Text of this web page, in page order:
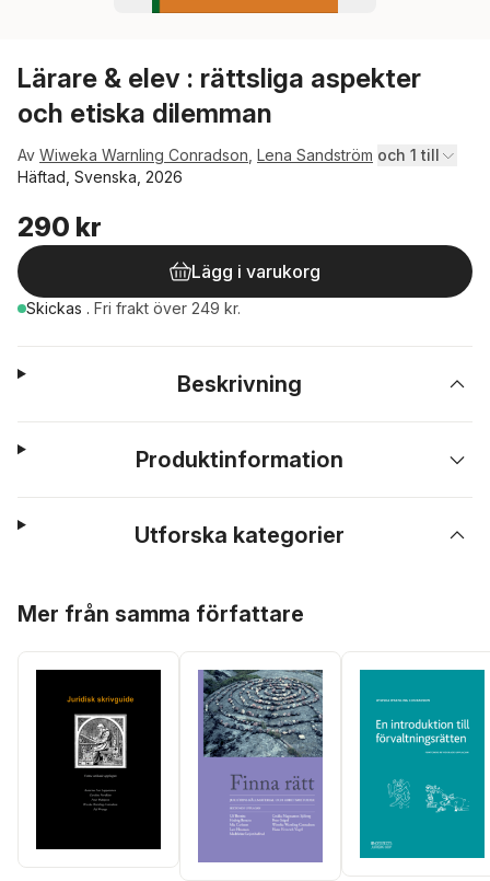
Lärare & elev : rättsliga aspekter
och etiska dilemman
Av Wiweka Warnling Conradson Lena Sandström och 1 till
Häftad, Svenska, 2026
290 kr
Lägg i varukorg
Skickas . Fri frakt över 249 kr.
Beskrivning
Produktinformation
Utforska kategorier
Mer från samma författare